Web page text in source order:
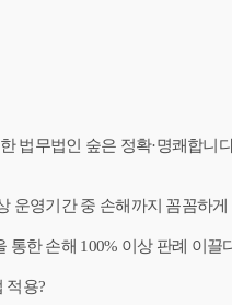
법무법인 숲은 정확·명쾌합니